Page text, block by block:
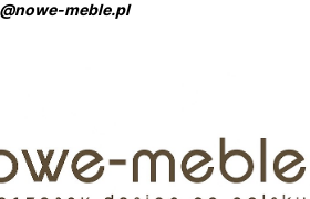
meble.pl